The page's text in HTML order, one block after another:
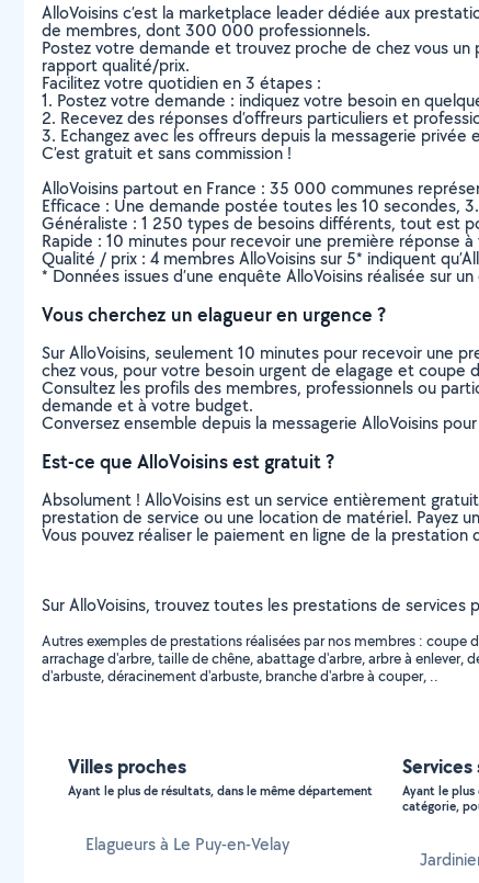
AlloVoisins c’est la marketplace leader dédiée aux
de membres, dont 300 000 professionnels.
Postez votre demande et trouvez proche de chez vous
rapport qualité/prix.
Facilitez votre quotidien en 3 étapes :
1. Postez votre demande : indiquez votre besoin en
2. Recevez des réponses d’offreurs particuliers et
3. Echangez avec les offreurs depuis la messagerie
C’est gratuit et sans commission !
AlloVoisins partout en France : 35 000 communes
Efficace : Une demande postée toutes les 10 secondes,
Généraliste : 1 250 types de besoins différents, tout est
Rapide : 10 minutes pour recevoir une première réponse
Qualité / prix : 4 membres AlloVoisins sur 5* indiquent
* Données issues d’une enquête AlloVoisins réalisée sur
Vous cherchez un elagueur en urgence ?
Sur AlloVoisins, seulement 10 minutes pour recevoir une
chez vous, pour votre besoin urgent de elagage et coupe
Consultez les profils des membres, professionnels ou
demande et à votre budget.
Conversez ensemble depuis la messagerie AlloVoisins
Est-ce que AlloVoisins est gratuit ?
Absolument ! AlloVoisins est un service entièrement
prestation de service ou une location de matériel. Payez
Vous pouvez réaliser le paiement en ligne de la prestation
Sur AlloVoisins, trouvez toutes les prestations de
Autres exemples de prestations réalisées par nos membres : coupe
arrachage d'arbre, taille de chêne, abattage d'arbre, arbre à
d'arbuste, déracinement d'arbuste, branche d'arbre à couper, ..
Villes proches
Ayant le plus de résultats, dans le même département
Elagueurs à Le Puy-en-Velay
Ayant le
catégorie,